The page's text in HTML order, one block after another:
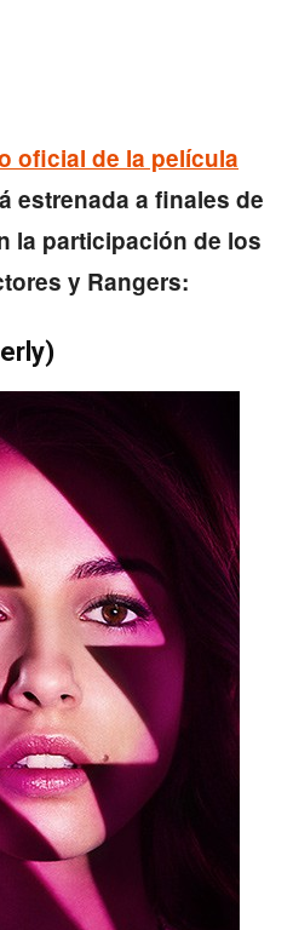
oficial de la película
estrenada a finales de
la participación de los
y Rangers: